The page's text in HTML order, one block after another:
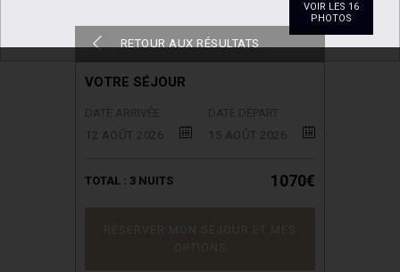
VOIR LES 16
PHOTOS
RETOUR AUX RÉSULTATS
VOTRE SÉJOUR
12 AOÛT 2026
15 AOÛT 2026
TOTAL : 3 NUITS 1070€